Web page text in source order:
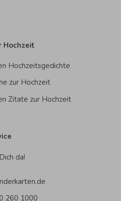
Hochzeit
Hochzeitsgedichte
zur Hochzeit
Zitate zur Hochzeit
da!
260 1000